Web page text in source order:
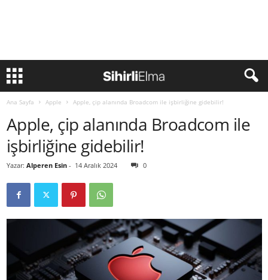
Ana Sayfa Apple Apple, çip alanında Broadcom ile işbirliğine gidebilir!
Apple, çip alanında Broadcom ile
işbirliğine gidebilir!
Yazar: Alperen Esin - 14 Aralık 2024 0